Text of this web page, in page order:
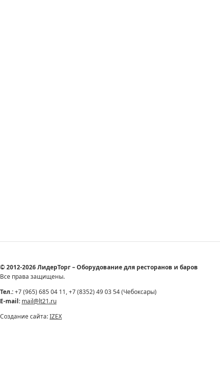
© 2012-2026 ЛидерТорг – Оборудование для ресторанов и баров
Все права защищены.
Тел.:+7 (965) 685 04 11, +7 (8352) 49 03 54 (Чебоксары)
E-mail: mail@lt21.ru
Создание сайта:IZEX